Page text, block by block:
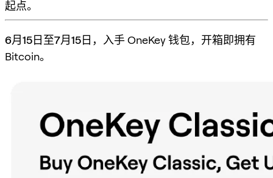
起点。
6月15日至7月15日 ，入手 OneKey 钱包，开箱即拥有
Bitcoin。